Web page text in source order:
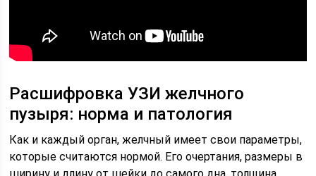
Расшифровка УЗИ желчного
пузыря: норма и патология
Как и каждый орган, желчный имеет свои параметры,
которые считаются нормой. Его очертания, размеры в